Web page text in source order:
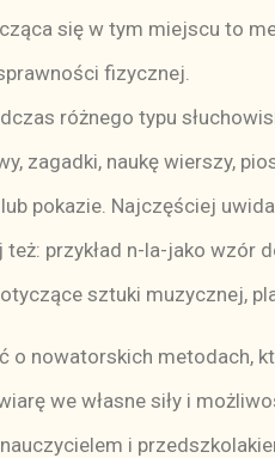
się w tym miejscu to
fizycznej.
różnego typu
zagadki, naukę wierszy,
pokazie. Najczęściej
przykład n-la-jako wzór
sztuki muzycznej,
metodach,
we własne siły i
i